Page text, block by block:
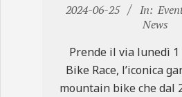
06-
2024-06-25
In:
News
Prende il via lunedì
Bike Race, l’iconica
mountain bike che dal